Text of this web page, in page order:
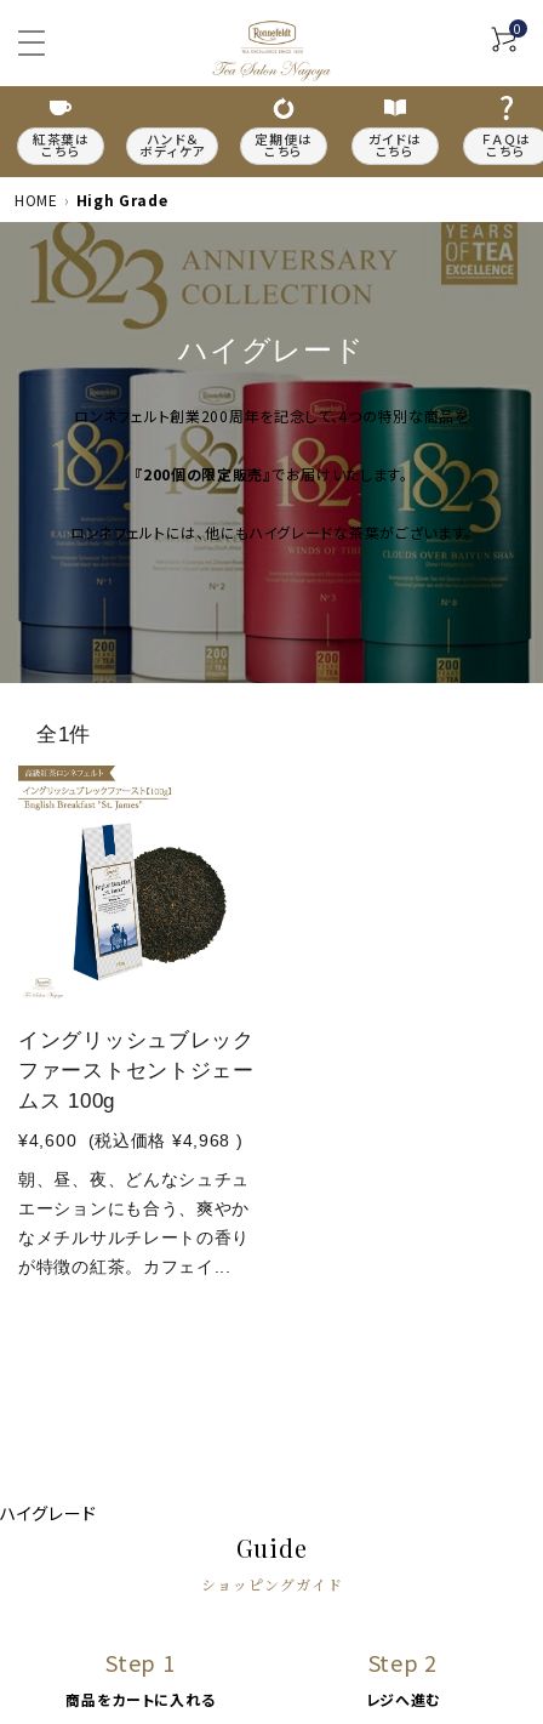
0
紅茶葉は
こちら
ハンド＆
ボディケア
定期便は
こちら
ガイドは
こちら
ＦＡＱは
こちら
ACCOUNT MENU
meeting_room ログイン person 新規会員登録
カテゴリーから探す
種類から探す
スキンケア
概要
定期購入商品
ご利用ガイド
プライバシーポリシー
特定商取引法について
お問い合わせ
HOME High Grade
ハイグレード
ロンネフェルト創業200周年を記念して、4つの特別な商品を
『200個の限定販売』でお届けいたします。
ロンネフェルトには、他にもハイグレードな茶葉がございます。
全1件
イングリッシュブレック
ファーストセントジェー
ムス 100g
¥4,600 (税込価格 ¥4,968 )
朝、昼、夜、どんなシュチュ
エーションにも合う、爽やか
なメチルサルチレートの香り
が特徴の紅茶。カフェイ...
ハイグレード
Guide
ショッピングガイド
Step 1
商品をカートに入れる
Step 2
レジへ進む